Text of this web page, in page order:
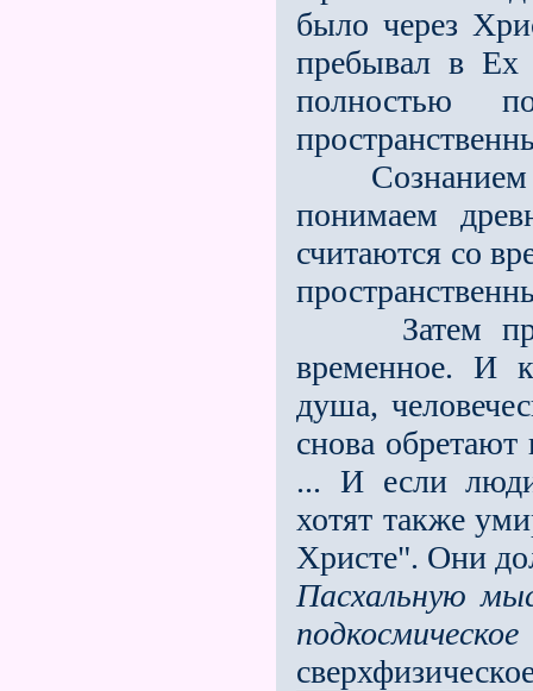
было через
пребывал в
полностью
Сознанием
понимаем
считаются со
Затем
временное. И
душа,
снова
... И если
хотят также
Христе". Они
Пасхальную
подкосмическое